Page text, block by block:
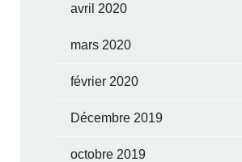
avril 2020
mars 2020
février 2020
Décembre 2019
octobre 2019